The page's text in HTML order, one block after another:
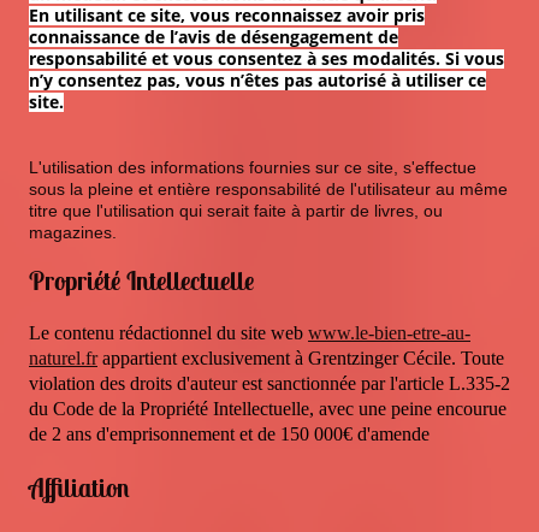
En utilisant ce site, vous reconnaissez avoir pris
connaissance de l’avis de désengagement de
responsabilité et vous consentez à ses modalités. Si vous
n’y consentez pas, vous n’êtes pas autorisé à utiliser ce
site.
L'utilisation des informations fournies sur ce site, s'effectue
sous la pleine et entière responsabilité de l'utilisateur au même
titre que l'utilisation qui serait faite à partir de livres, ou
magazines.
Propriété Intellectuelle
Le contenu rédactionnel du site web www.le-bien-etre-au-
naturel.frappartient exclusivement à Grentzinger Cécile. Toute
violation des droits d'auteur est sanctionnée par l'article L.335-2
du Code de la Propriété Intellectuelle, avec une peine encourue
de 2 ans d'emprisonnement et de 150 000€ d'amende
Affiliation